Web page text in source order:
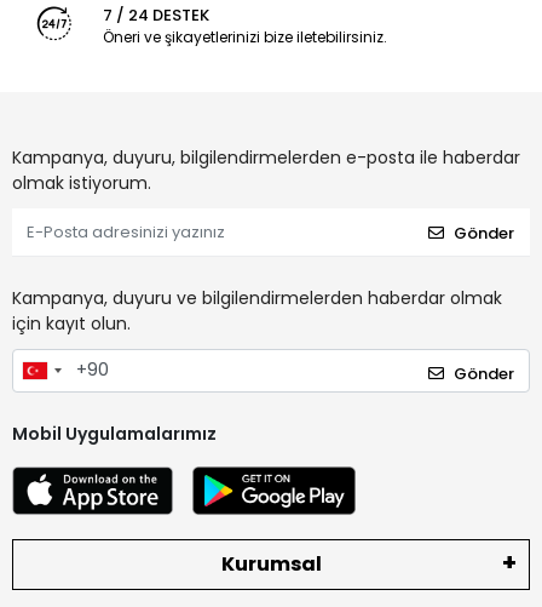
7 / 24 DESTEK
Öneri ve şikayetlerinizi bize iletebilirsiniz.
Kampanya, duyuru, bilgilendirmelerden e-posta ile haberdar
olmak istiyorum.
Gönder
Kampanya, duyuru ve bilgilendirmelerden haberdar olmak
için kayıt olun.
Gönder
Mobil Uygulamalarımız
Kurumsal